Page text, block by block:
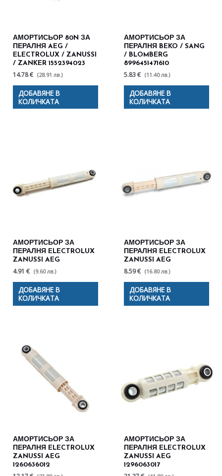
АМОРТИСЬОР 80N ЗА
ПЕРАЛНЯ AEG /
ELECTROLUX / ZANUSSI
/ ZANKER 1552394023
14.78 € (28.91 лв.)
ДОБАВЯНЕ В
КОЛИЧКАТА
АМОРТИСЬОР ЗА
ПЕРАЛНЯ BEKO / SANG
/ BLOMBERG
8996451471610
5.83 € (11.40 лв.)
ДОБАВЯНЕ В
КОЛИЧКАТА
АМОРТИСЬОР ЗА
ПЕРАЛНЯ ELECTROLUX
ZANUSSI AEG
4.91 € (9.60 лв.)
ДОБАВЯНЕ В
КОЛИЧКАТА
АМОРТИСЬОР ЗА
ПЕРАЛНЯ ELECTROLUX
ZANUSSI AEG
8.59 € (16.80 лв.)
ДОБАВЯНЕ В
КОЛИЧКАТА
АМОРТИСЬОР ЗА
ПЕРАЛНЯ ELECTROLUX
ZANUSSI AEG
1260636012
АМОРТИСЬОР ЗА
ПЕРАЛНЯ ELECTROLUX
ZANUSSI AEG
1296063017